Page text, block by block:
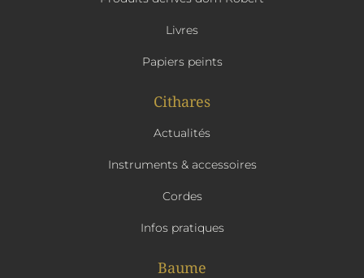
Livres
Papiers peints
Cithares
Actualités
Instruments & accessoires
Cordes
Infos pratiques
Baume